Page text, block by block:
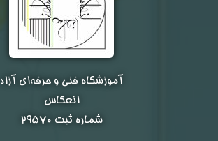
آموزشگاه فنی و حرفه‌ای آزاد
انعکاس
شماره ثبت ۲۹۵۷۰